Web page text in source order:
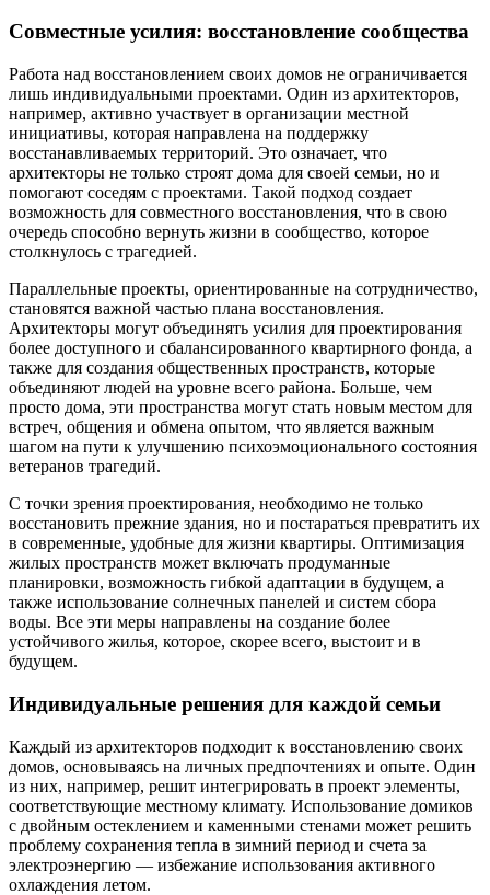
Совместные усилия: восстановление сообщества
Работа над восстановлением своих домов не ограничивается
лишь индивидуальными проектами. Один из архитекторов,
например, активно участвует в организации местной
инициативы, которая направлена на поддержку
восстанавливаемых территорий. Это означает, что
архитекторы не только строят дома для своей семьи, но и
помогают соседям с проектами. Такой подход создает
возможность для совместного восстановления, что в свою
очередь способно вернуть жизни в сообщество, которое
столкнулось с трагедией.
Параллельные проекты, ориентированные на сотрудничество,
становятся важной частью плана восстановления.
Архитекторы могут объединять усилия для проектирования
более доступного и сбалансированного квартирного фонда, а
также для создания общественных пространств, которые
объединяют людей на уровне всего района. Больше, чем
просто дома, эти пространства могут стать новым местом для
встреч, общения и обмена опытом, что является важным
шагом на пути к улучшению психоэмоционального состояния
ветеранов трагедий.
С точки зрения проектирования, необходимо не только
восстановить прежние здания, но и постараться превратить их
в современные, удобные для жизни квартиры. Оптимизация
жилых пространств может включать продуманные
планировки, возможность гибкой адаптации в будущем, а
также использование солнечных панелей и систем сбора
воды. Все эти меры направлены на создание более
устойчивого жилья, которое, скорее всего, выстоит и в
будущем.
Индивидуальные решения для каждой семьи
Каждый из архитекторов подходит к восстановлению своих
домов, основываясь на личных предпочтениях и опыте. Один
из них, например, решит интегрировать в проект элементы,
соответствующие местному климату. Использование домиков
с двойным остеклением и каменными стенами может решить
проблему сохранения тепла в зимний период и счета за
электроэнергию — избежание использования активного
охлаждения летом.